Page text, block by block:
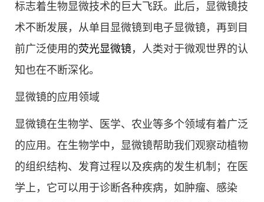
标志着生物显微技术的巨大飞跃。此后，显微镜技
术不断发展，从单目显微镜到电子显微镜，再到目
前广泛使用的荧光显微镜，人类对于微观世界的认
知也在不断深化。
显微镜的应用领域
显微镜在生物学、医学、农业等多个领域有着广泛
的应用。在生物学中，显微镜帮助我们观察动植物
的组织结构、发育过程以及疾病的发生机制；在医
学上，它可以用于诊断各种疾病，如肿瘤、感染